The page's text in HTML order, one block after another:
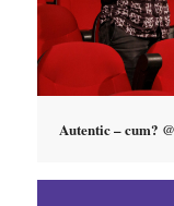
Autentic – cum?